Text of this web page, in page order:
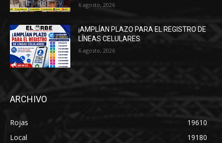
6 agosto, 2026
¡AMPLÍAN PLAZO PARA EL REGISTRO DE
LÍNEAS CELULARES
6 agosto, 2026
ARCHIVO
Rojas
19610
Local
19180